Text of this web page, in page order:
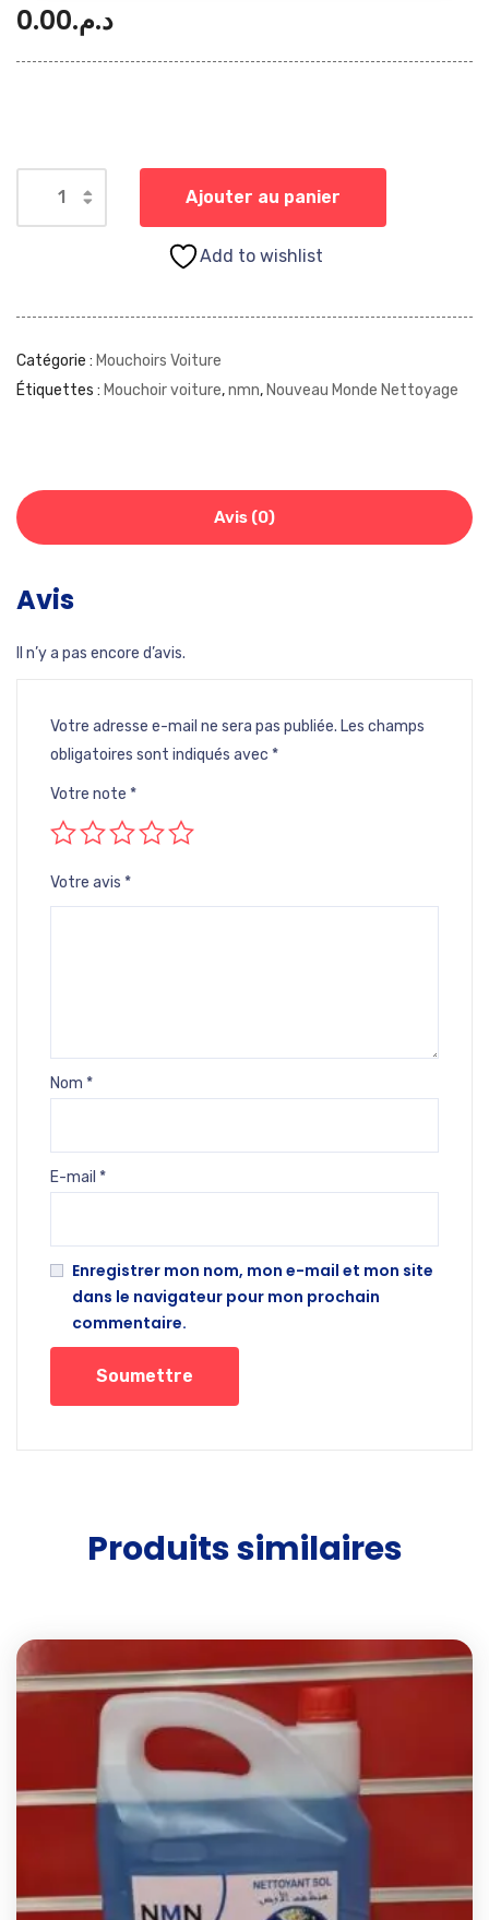
د.م.0.00
Ajouter au panier
Add to wishlist
Catégorie : Mouchoirs Voiture
Étiquettes : Mouchoir voiture,nmn, Nouveau Monde Nettoyage
Avis (0)
Avis
Il n’y a pas encore d’avis.
Votre adresse e-mail ne sera pas publiée. Les champs
obligatoires sont indiqués avec *
Votre note *
Votre avis *
Nom *
E-mail *
Enregistrer mon nom, mon e-mail et mon site
dans le navigateur pour mon prochain
commentaire.
Produits similaires